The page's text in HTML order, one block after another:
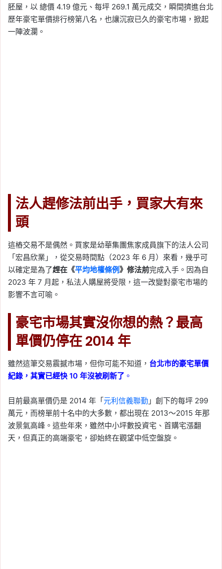
胚屋，以 總價 4.19 億元、每坪 269.1 萬元成交，瞬間擠進台北
歷年豪宅單價排行榜第八名，也讓沉寂已久的豪宅市場，掀起
一陣波瀾。
法人趕修法前出手，買家大有來
頭
這樁交易不是偶然。買家是幼華集團焦家成員旗下的法人公司
「宏昌欣業」，從交易時間點（2023 年 6 月）來看，幾乎可
以確定是為了趕在《平均地權條例》修法前完成入手。因為自
2023 年 7 月起，私法人購屋將受限，這一改變對豪宅市場的
影響不言可喻。
豪宅市場其實沒你想的熱？最高
單價仍停在 2014 年
雖然這筆交易震撼市場，但你可能不知道， 台北市的豪宅單價
紀錄，其實已經快 10 年沒被刷新了 。
目前最高單價仍是 2014 年「元利信義聯勤 」創下的每坪 299
萬元，而榜單前十名中的大多數，都出現在 2013～2015 年那
波景氣高峰。這些年來，雖然中小坪數投資宅、首購宅漲翻
天，但真正的高端豪宅，卻始終在觀望中低空盤旋。